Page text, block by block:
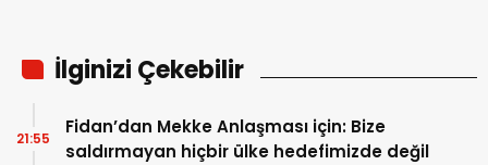
İlginizi Çekebilir
Fidan’dan Mekke Anlaşması için: Bize
saldırmayan hiçbir ülke hedefimizde değil
21:55